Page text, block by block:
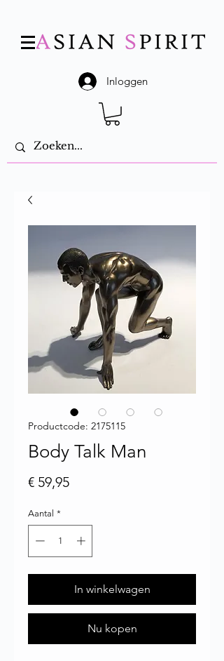
Inloggen
Productcode: 2175115
Body Talk Man
€ 59,95Prijs
Aantal *
In winkelwagen
Nu kopen